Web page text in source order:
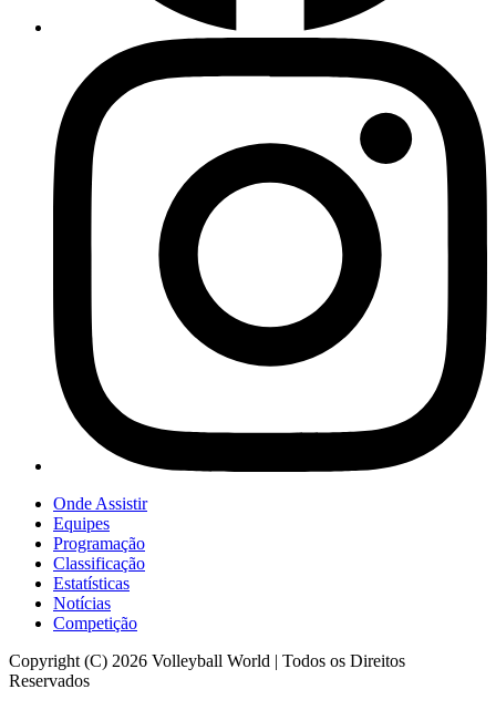
Onde Assistir
Equipes
Programação
Classificação
Estatísticas
Notícias
Competição
Copyright (C) 2026 Volleyball World | Todos os Direitos
Reservados